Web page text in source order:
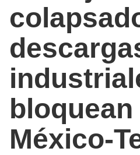
bloquean
México-